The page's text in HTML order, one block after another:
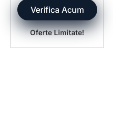
Verifica Acum
Oferte Limitate!